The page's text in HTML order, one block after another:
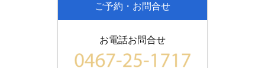
ご予約・お問合せ
お電話お問合せ